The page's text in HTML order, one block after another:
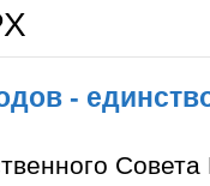
-
Совета